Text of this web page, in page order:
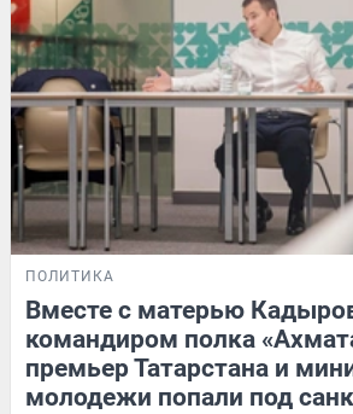
ПОЛИТИКА
Вместе с матерью
командиром полка
премьер Татарстана и
молодежи попали под